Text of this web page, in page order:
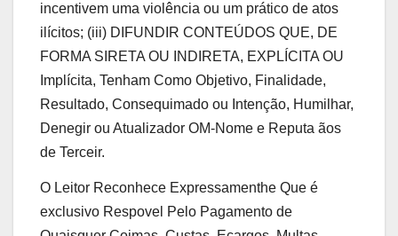
incentivem uma violência ou um prático de atos
ilícitos; (iii) DIFUNDIR CONTEÚDOS QUE, DE
FORMA SIRETA OU INDIRETA, EXPLÍCITA OU
Implícita, Tenham Como Objetivo, Finalidade,
Resultado, Consequimado ou Intenção, Humilhar,
Denegir ou Atualizador OM-Nome e Reputa ãos
de Terceir.
O Leitor Reconhece Expressamenthe Que é
exclusivo Respovel Pelo Pagamento de